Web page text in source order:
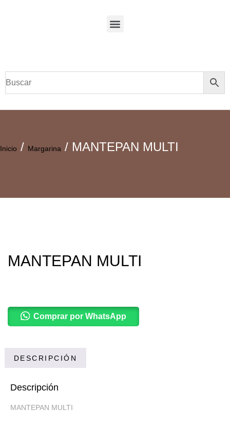
Inicio / Margarina / MANTEPAN MULTI
MANTEPAN MULTI
Comprar por WhatsApp
DESCRIPCIÓN
Descripción
MANTEPAN MULTI